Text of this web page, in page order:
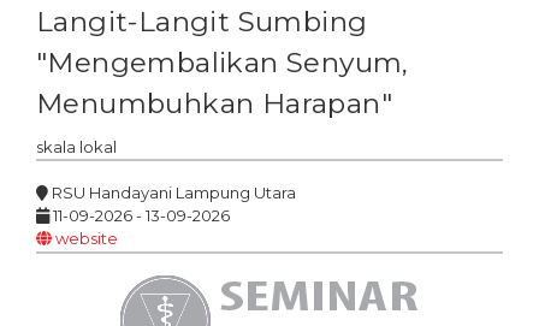
Langit-Langit Sumbing
"Mengembalikan Senyum,
Menumbuhkan Harapan"
skala lokal
RSU Handayani Lampung Utara
11-09-2026 - 13-09-2026
website